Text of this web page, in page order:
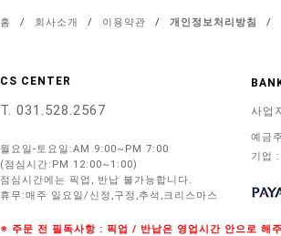
홈 / 회사소개 / 이용약관 / 개인정보처리방침 /
CS CENTER
T. 031.528.2567
월요일-토요일:AM 9:00~PM 7:00
(점심시간:PM 12:00~1:00)
점심시간에는 픽업, 반납 불가능합니다.
휴무:매주 일요일/신정,구정,추석,크리스마스
사업
예금
기업
※ 주문 전 필독사항 : 픽업 / 반납은 영업시간 안으로 해